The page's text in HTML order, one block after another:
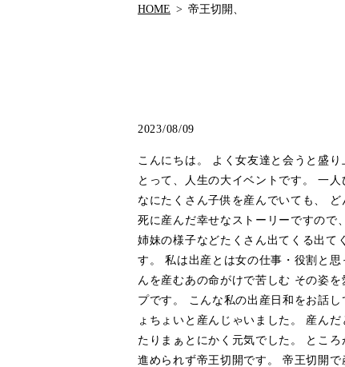
HOME 帝王切開、
2023/08/09
こんにちは。 よく女友達と会うと盛
とって、人生の大イベントです。 一
なにたくさん子供を産んでいても、
死に産んだ幸せなストーリーですので
姉妹の様子などたくさん出てくる出て
す。 私は出産とは女の仕事・役割と
んを産むあの命がけで苦しむ その姿
プです。 こんな私の出産日和をお話
ょちょいと産んじゃいました。 産ん
たりまぁとにかく元気でした。 とこ
進められず帝王切開です。 帝王切開